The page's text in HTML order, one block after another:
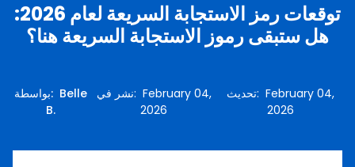
توقعات رمز الاستجابة السريعة لعام 2026:
هل ستبقى رموز الاستجابة السريعة هنا؟
بواسطة: Belle
B.
نشر في: February 04,
2026
تحديث:February 04,
2026